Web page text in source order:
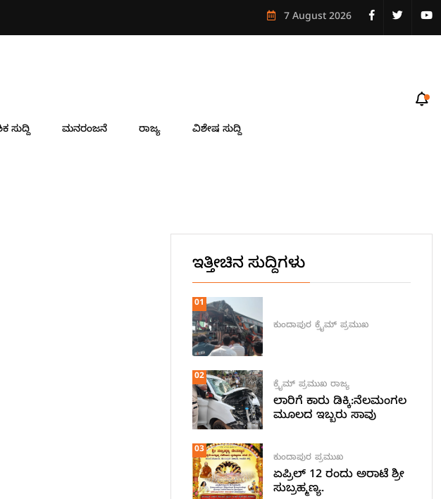
7 August 2026
ಸುದ್ದಿ ಮನರಂಜನೆ ರಾಜ್ಯ ವಿಶೇಷ ಸುದ್ದಿ
ಇತ್ತೀಚಿನ ಸುದ್ದಿಗಳು
01
ಕುಂದಾಪುರ ಕ್ರೈಮ್ ಪ್ರಮುಖ
02
ಕ್ರೈಮ್ ಪ್ರಮುಖ ರಾಜ್ಯ
ಲಾರಿಗೆ ಕಾರು ಡಿಕ್ಕಿ:ನೆಲಮಂಗಲ
ಮೂಲದ ಇಬ್ಬರು ಸಾವು
03
ಕುಂದಾಪುರ ಪ್ರಮುಖ
ಏಪ್ರಿಲ್ 12 ರಂದು ಅರಾಟೆ ಶ್ರೀ
ಸುಬ್ರಹ್ಮಣ್ಯ.